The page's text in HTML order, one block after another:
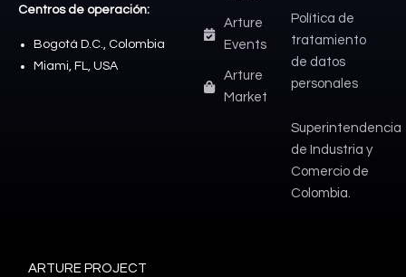
Centros de operación:
Bogotá D.C., Colombia
Miami, FL, USA
Arture
Events
Arture
Market
Política de
tratamiento
de datos
personales
Superintendencia
de Industria y
Comercio de
Colombia.
ARTURE PROJECT